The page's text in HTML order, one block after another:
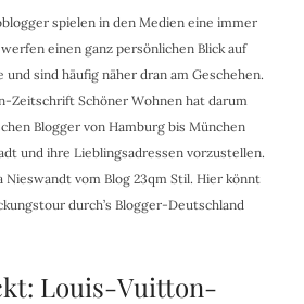
spielen in den Medien eine immer
einen ganz persönlichen Blick auf
sind häufig näher dran am Geschehen.
Zeitschrift Schöner Wohnen hat darum
Blogger von Hamburg bis München
und ihre Lieblingsadressen vorzustellen.
Nieswandt vom Blog 23qm Stil. Hier könnt
durch’s Blogger-Deutschland
Louis-Vuitton-